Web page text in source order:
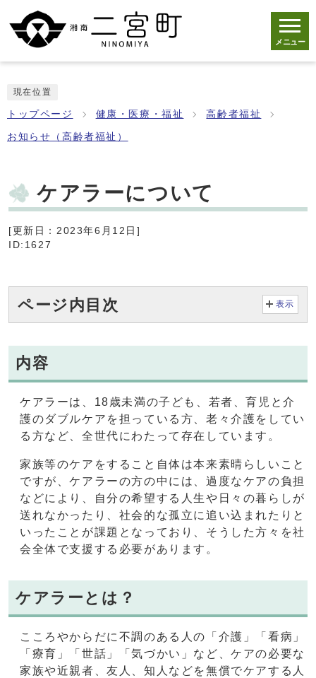
メニュー
現在位置
トップページ 健康・医療・福祉 高齢者福祉
お知らせ（高齢者福祉）
ケアラーについて
[更新日：2023年6月12日]
ID:1627
ページ内目次 表示
内容
ケアラーは、18歳未満の子ども、若者、育児と介
護のダブルケアを担っている方、老々介護をしてい
る方など、全世代にわたって存在しています。
家族等のケアをすること自体は本来素晴らしいこと
ですが、ケアラーの方の中には、過度なケアの負担
などにより、自分の希望する人生や日々の暮らしが
送れなかったり、社会的な孤立に追い込まれたりと
いったことが課題となっており、そうした方々を社
会全体で支援する必要があります。
ケアラーとは？
こころやからだに不調のある人の「介護」「看病」
「療育」「世話」「気づかい」など、ケアの必要な
家族や近親者、友人、知人などを無償でケアする人